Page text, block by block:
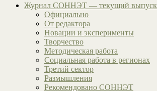
Журнал СОННЭТ — текущий выпуск
Официально
От редактора
Новации и эксперименты
Творчество
Методическая работа
Социальная работа в регионах
Третий сектор
Размышления
Рекомендовано СОННЭТ